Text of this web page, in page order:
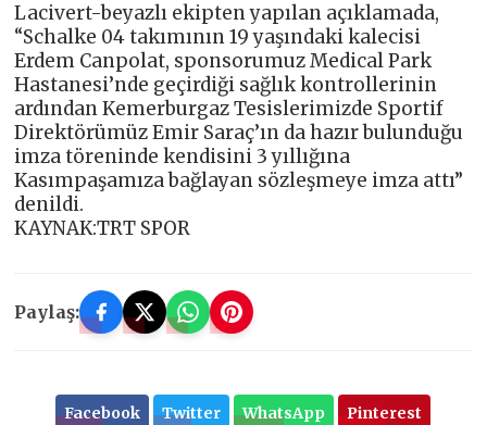
Lacivert-beyazlı ekipten yapılan açıklamada,
“Schalke 04 takımının 19 yaşındaki kalecisi
Erdem Canpolat, sponsorumuz Medical Park
Hastanesi’nde geçirdiği sağlık kontrollerinin
ardından Kemerburgaz Tesislerimizde Sportif
Direktörümüz Emir Saraç’ın da hazır bulunduğu
imza töreninde kendisini 3 yıllığına
Kasımpaşamıza bağlayan sözleşmeye imza attı”
denildi.
KAYNAK:TRT SPOR
Paylaş:
Facebook Twitter WhatsApp Pinterest